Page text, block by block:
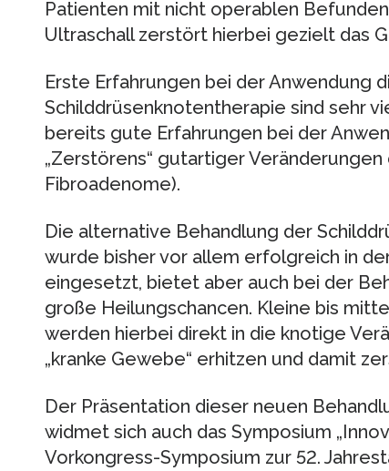
Patienten mit nicht operablen
Ultraschall zerstört hierbei gezielt das
Erste Erfahrungen bei der Anwendung
Schilddrüsenknotentherapie sind sehr
bereits gute Erfahrungen bei der
„Zerstörens“ gutartiger
Fibroadenome).
Die alternative Behandlung der
wurde bisher vor allem erfolgreich in
eingesetzt, bietet aber auch bei der
große Heilungschancen. Kleine bis
werden hierbei direkt in die knotige
„kranke Gewebe“ erhitzen und damit
Der Präsentation dieser neuen
widmet sich auch das Symposium
Vorkongress-Symposium zur 52.